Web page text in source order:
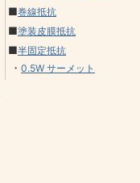
■巻線抵抗
■塗装皮膜抵抗
■半固定抵抗
・ 0.5W サーメット